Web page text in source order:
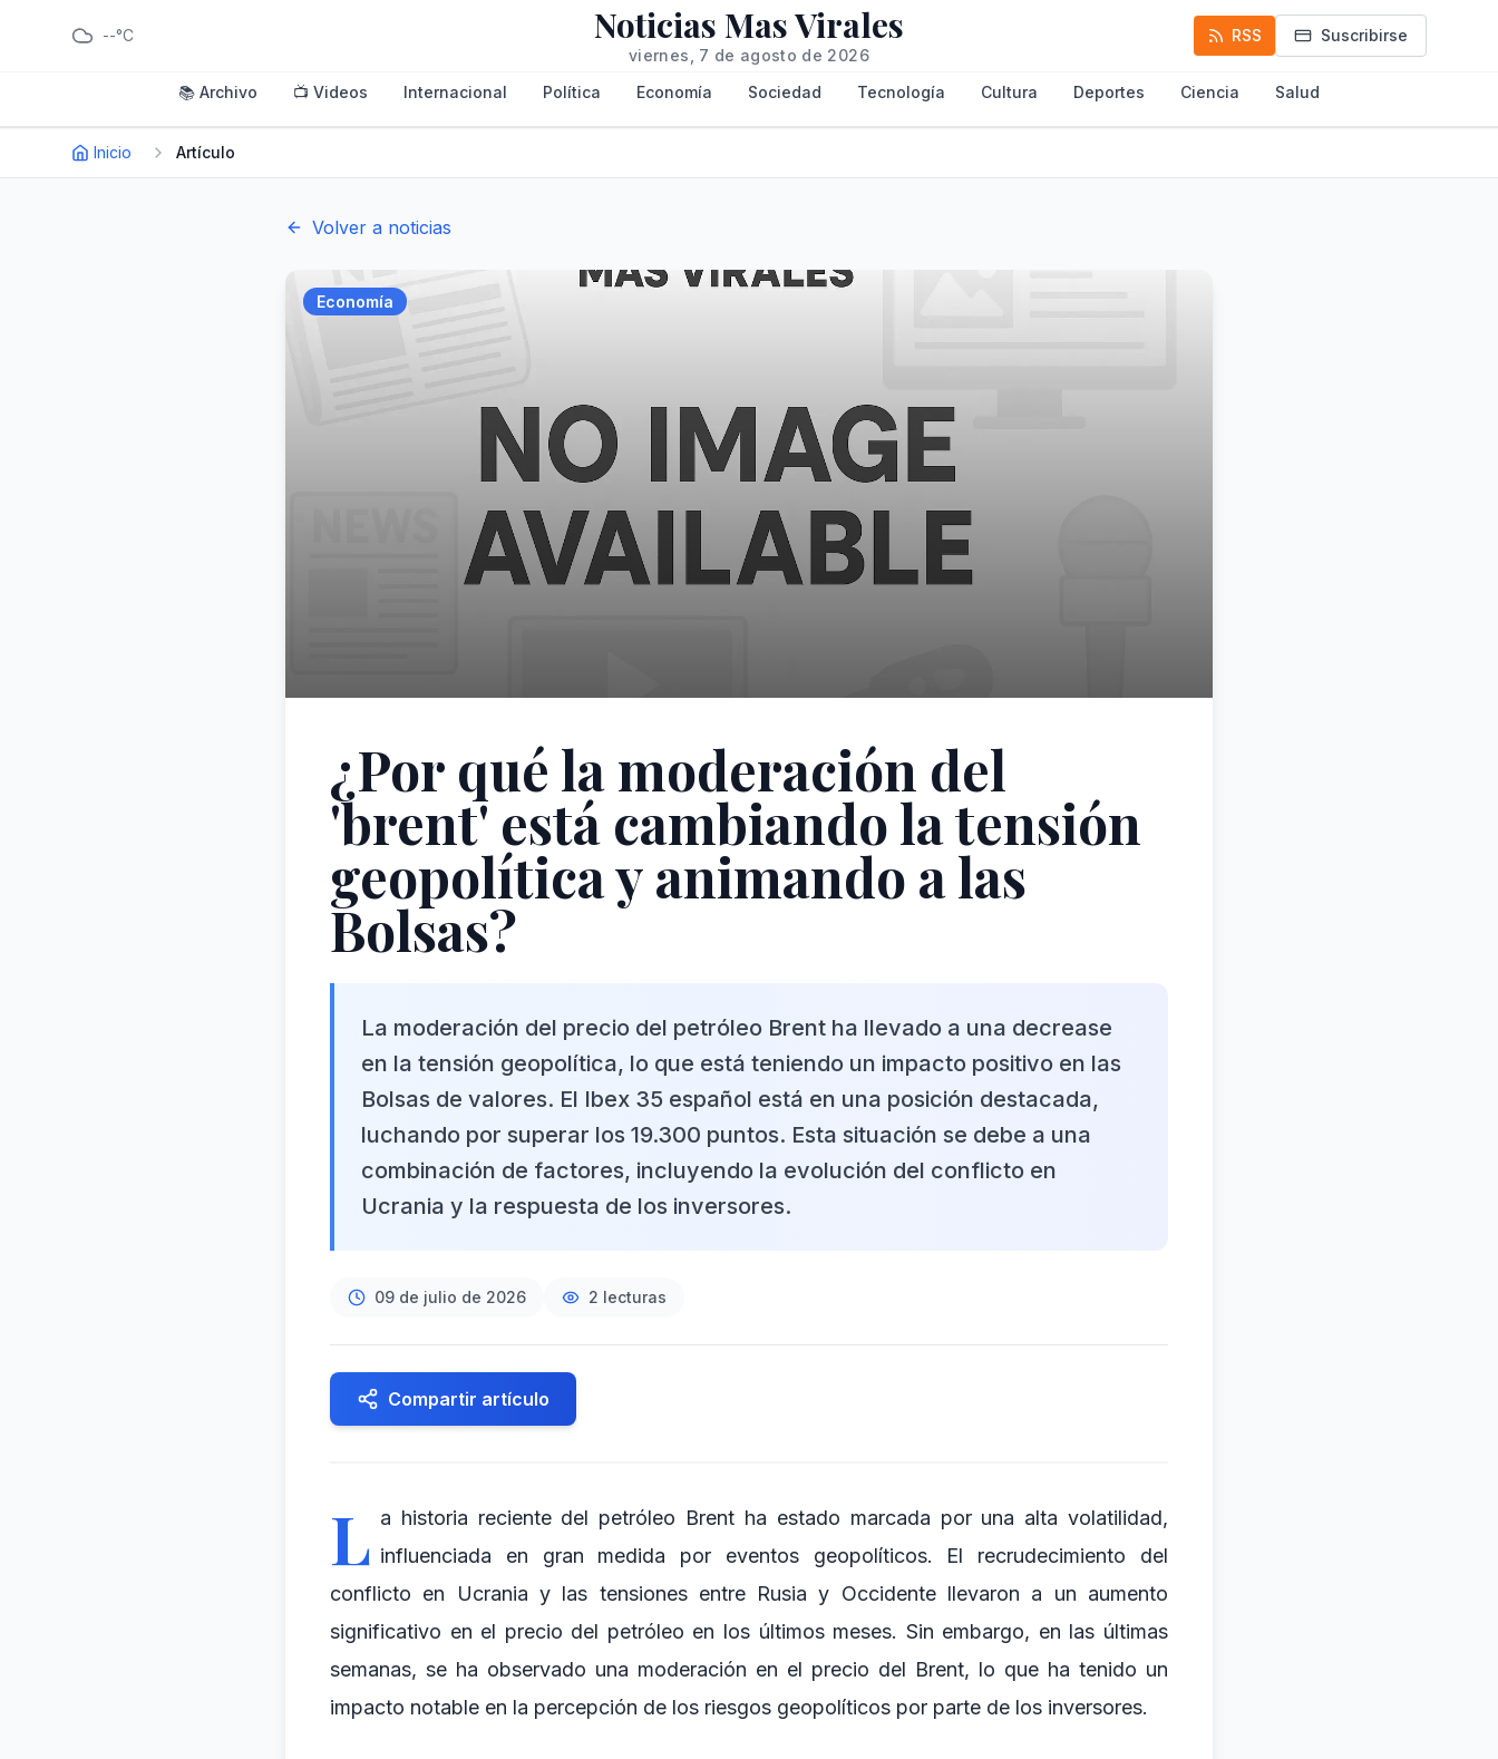
--°C Noticias Mas Virales
viernes, 7 de agosto de 2026
RSS Suscribirse
📚 Archivo 📺 Videos Internacional Política Economía Sociedad Tecnología Cultura Deportes Ciencia Salud
Inicio Artículo
Volver a noticias
Economía
¿Por qué la moderación del
'brent' está cambiando la tensión
geopolítica y animando a las
Bolsas?
La moderación del precio del petróleo Brent ha llevado a una decrease
en la tensión geopolítica, lo que está teniendo un impacto positivo en las
Bolsas de valores. El Ibex 35 español está en una posición destacada,
luchando por superar los 19.300 puntos. Esta situación se debe a una
combinación de factores, incluyendo la evolución del conflicto en
Ucrania y la respuesta de los inversores.
09 de julio de 2026 2 lecturas
Compartir artículo
L a historia reciente del petróleo Brent ha estado marcada por una alta volatilidad,
influenciada en gran medida por eventos geopolíticos. El recrudecimiento del
conflicto en Ucrania y las tensiones entre Rusia y Occidente llevaron a un aumento
significativo en el precio del petróleo en los últimos meses. Sin embargo, en las últimas
semanas, se ha observado una moderación en el precio del Brent, lo que ha tenido un
impacto notable en la percepción de los riesgos geopolíticos por parte de los inversores.